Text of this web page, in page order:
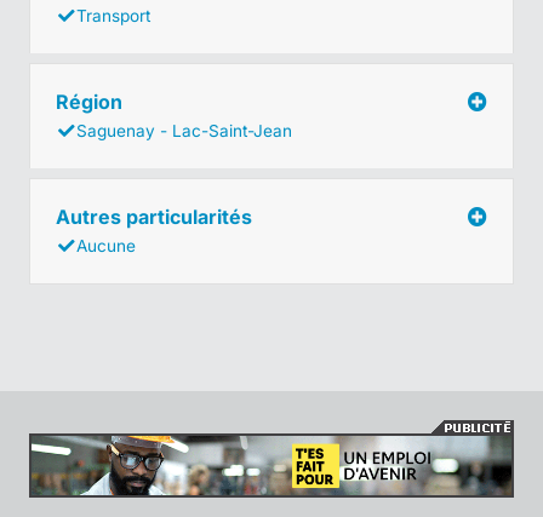
Transport
Région
Saguenay - Lac-Saint-Jean
Autres particularités
Aucune